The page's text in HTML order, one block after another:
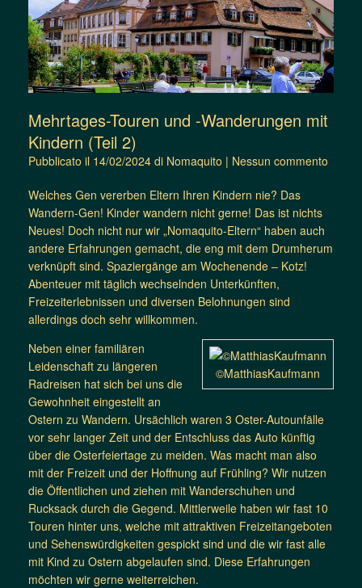
Mehrtages-Touren und -Wanderungen mit
Kindern (Teil 2)
Pubblicato il 14/02/2024 di Nomaquito | Nessun commento
Welches Gen vererben Eltern Ihren Kindern nie? Das
Wandern-Gen! Kinder wandern nicht gerne! Das ist nichts
Neues! Doch nicht nur wir „Nomaquito-Eltern“ haben auch
andere Erfahrungen gemacht, die eng mit dem Drumherum
verknüpft sind. Spaziergänge am Wochenende – Kotz!
Abenteuer mit täglich wechselnden Unterkünften,
Freizeiterlebnissen und diversen Belohnungen sind
allerdings doch sehr willkommen.
©MatthiasKaufmann
Neben einer familiären
Leidenschaft zu längeren
Radreisen hat sich bei uns die
Gewohnheit eingestellt an
Ostern zu Wandern. Ursächlich waren 3 Oster-Autounfälle
vor sehr langer Zeit und der Entschluss das Auto künftig
über die Osterfeiertage zu meiden. Was macht man also
mit der Freizeit und der Hoffnung auf Frühling? Wir nutzen
die Öffentlichen und ziehen mit Wanderschuhen und
Rucksack durch die Gegend. Mittlerweile haben wir fast 10
Touren hinter uns, welche mit attraktiven Freizeitangeboten
und Sehenswürdigkeiten gespickt sind und die wir fast alle
mit Kind zu Ostern abgelaufen sind. Diese Erfahrungen
möchten wir gerne weiterreichen.